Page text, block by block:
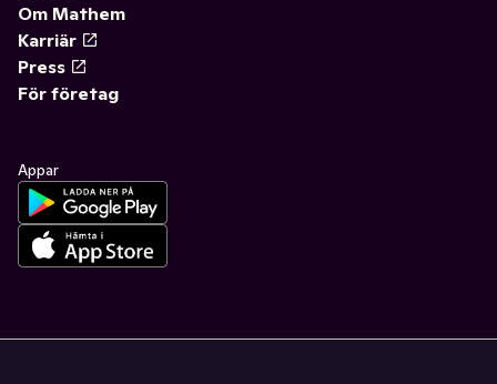
Om Mathem
Karriär
Press
För företag
Appar